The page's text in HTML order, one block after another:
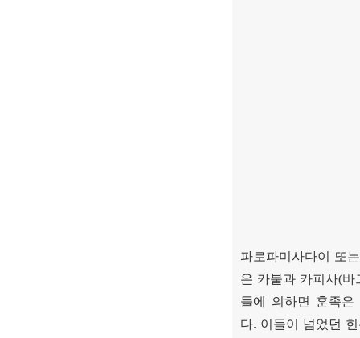
파로파미사다이 또
은 카불과 카피사(바
들에 의하면 훈족은
다. 이들이 넘었던